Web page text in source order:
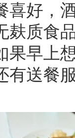
好，酒
麸质食
果早上
有送餐